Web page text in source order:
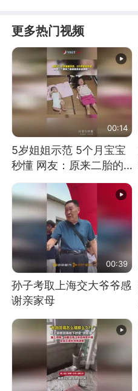
更多热门视频
00:14
5岁姐姐示范 5个月宝宝
秒懂 网友：原来二胎的
快乐长这样
00:39
孙子考取上海交大爷爷感
谢亲家母